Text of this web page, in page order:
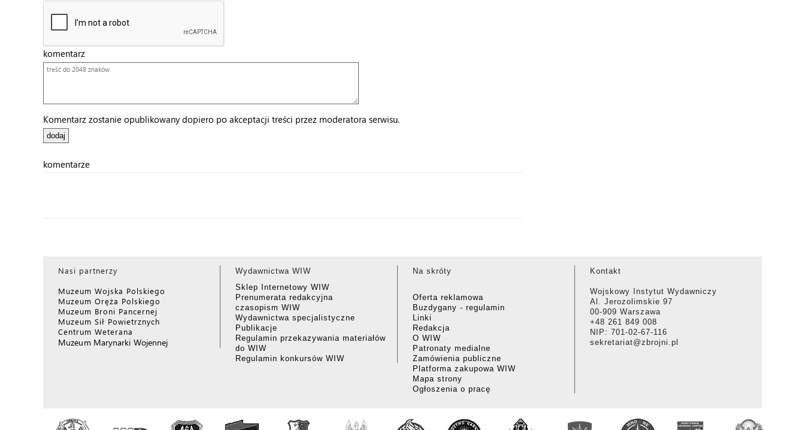
komentarz
Komentarz zostanie opublikowany dopiero po akceptacji treści przez moderatora serwisu.
komentarze
Nasi partnerzy
Muzeum Wojska Polskiego
Muzeum Oręża Polskiego
Muzeum Broni Pancernej
Muzeum Sił Powietrznych
Centrum Weterana
Muzeum Marynarki Wojennej
Wydawnictwa WIW
Sklep Internetowy WIW
Prenumerata redakcyjna
czasopism WIW
Wydawnictwa specjalistyczne
Publikacje
Regulamin przekazywania materiałów
do WIW
Regulamin konkursów WIW
Na skróty
Oferta reklamowa
Buzdygany - regulamin
Linki
Redakcja
O WIW
Patronaty medialne
Zamówienia publiczne
Platforma zakupowa WIW
Mapa strony
Ogłoszenia o pracę
Kontakt
Wojskowy Instytut Wydawniczy
Al. Jerozolimskie 97
00-909 Warszawa
+48 261 849 008
NIP: 701-02-67-116
sekretariat@zbrojni.pl